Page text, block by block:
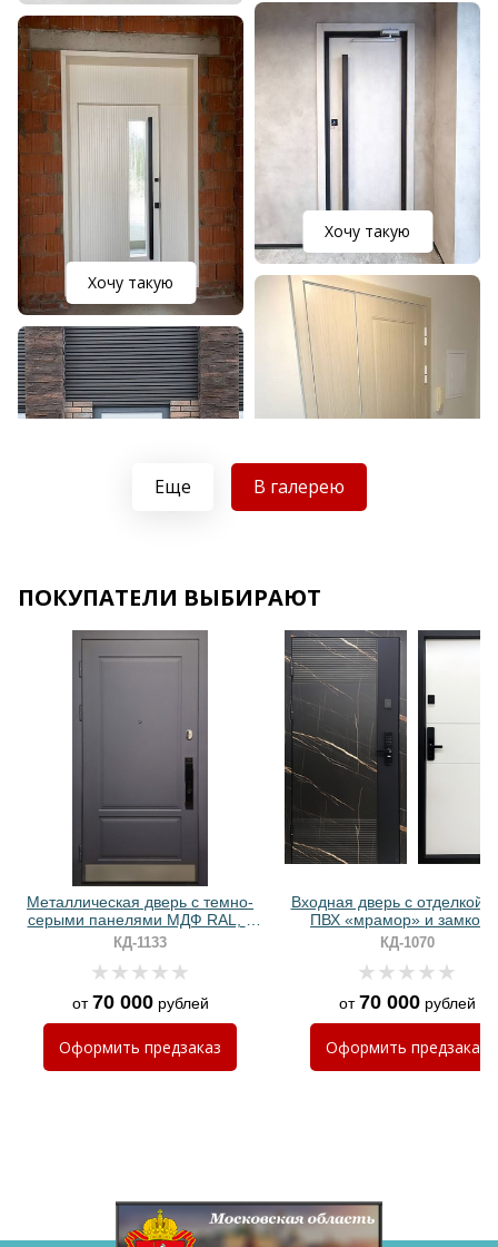
Хочу такую
Хочу такую
Хочу такую
Хочу такую
Еще В галерею
ПОКУПАТЕЛИ ВЫБИРАЮТ
Металлическая дверь с темно-
серыми панелями МДФ RAL, с
отбойником и биометрическим
замком
КД-1133
от70 000рублей
Оформить предзаказ
Входная дверь с отделкой
ПВХ «мрамор» и замком
биометрией
КД-1070
от70 000рублей
Оформить предзаказ